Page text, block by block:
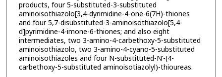
products, four 5-substituted-3-substituted
aminoisothiazolo[3,4-dyrimidine-4-one-6(7H)-thiones
and four 5,7-disubstituted-3-aminoisothiazolo[5,4-
d]pyrimidine-4-imone-6-thiones; and also eight
intermediates, two 3-amino-4-carbethoxy-5-substituted
aminoisothiazolo, two 3-amino-4-cyano-5-substituted
aminoisothiazoles and four N-substituted-N’-(4-
carbethoxy-5-substituted aminoisotiazolyl)-thioureas.